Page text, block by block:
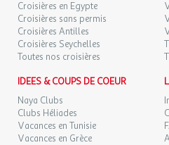
Croisières en Egypte
Croisières sans permis
Croisières Antilles
Croisières Seychelles
Toutes nos croisières
IDEES & COUPS DE COEUR
Naya Clubs
Clubs Héliades
Vacances en Tunisie
Vacances en Grèce